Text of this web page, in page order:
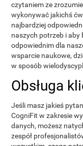
czytaniem ze
wykonywać jakichś
najbardziej
naszych potrzeb i aby
odpowiednim dla
wsparcie naukowe,
w sposób
Obsługa
Jeśli masz jakieś
CogniFit w zakresie
danych, możesz
zespół